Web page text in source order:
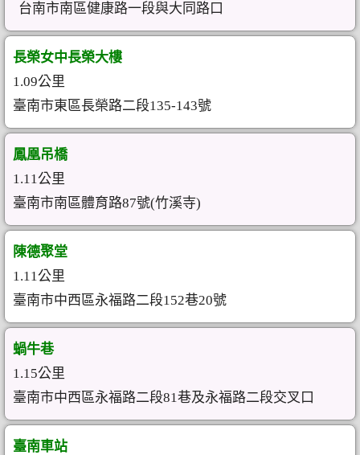
台南市南區健康路一段與大同路口
長榮女中長榮大樓
1.09公里
臺南市東區長榮路二段135-143號
鳳凰吊橋
1.11公里
臺南市南區體育路87號(竹溪寺)
陳德聚堂
1.11公里
臺南市中西區永福路二段152巷20號
蝸牛巷
1.15公里
臺南市中西區永福路二段81巷及永福路二段交叉口
臺南車站